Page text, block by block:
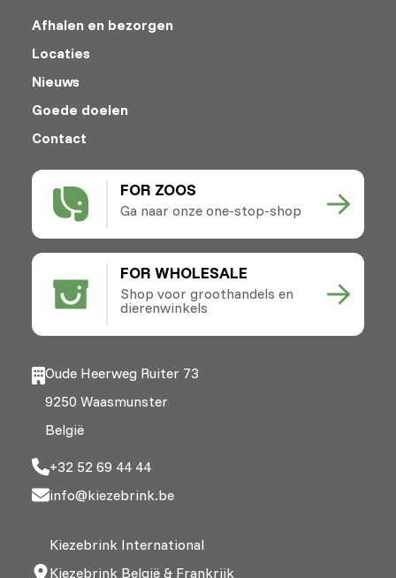
FOR ZOOS
Ga naar onze one-stop-shop
FOR WHOLESALE
Shop voor groothandels en
dierenwinkels
Afhalen en bezorgen
Locaties
Nieuws
Goede doelen
Contact
Oude Heerweg Ruiter 73
9250 Waasmunster
België
+32 52 69 44 44
info@kiezebrink.be
Kiezebrink International
Kiezebrink België & Frankrijk